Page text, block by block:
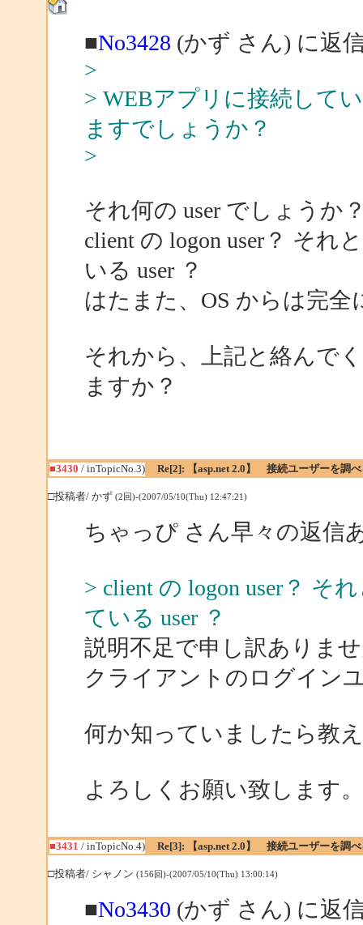
■No3428 (かず さん) に返
>
> WEBアプリに接続して
ますでしょうか？
>
それ何の user でしょうか
client の logon user？ それ
いる user ？
はたまた、OS からは完全
それから、上記と絡んで
ますか？
■3430 / inTopicNo.3) Re[2]: 【asp.net 2.0】 接続ユーザーを調
□投稿者/ かず (2回)-(2007/05/10(Thu) 12:47:21)
ちゃっぴ さん早々の返信
> client の logon user？ そ
ている user ？
説明不足で申し訳ありま
クライアントのログイン
何か知っていましたら教
よろしくお願い致します。
■3431 / inTopicNo.4) Re[3]: 【asp.net 2.0】 接続ユーザーを調
□投稿者/ シャノン (156回)-(2007/05/10(Thu) 13:00:14)
■No3430 (かず さん) に返